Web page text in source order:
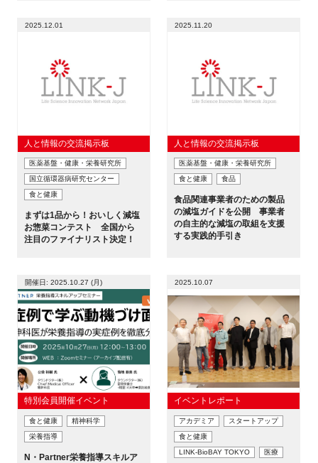
2025.12.01
人と情報の交流掲示板
医薬基盤・健康・栄養研究所
国立循環器病研究センター
食と健康
まずは1品から！おいしく減塩
お惣菜コンテスト 全国から
注目のファイナリスト決定！
2025.11.20
人と情報の交流掲示板
医薬基盤・健康・栄養研究所
食と健康
食品
食品関連事業者のための製品
の減塩ガイドを公開 事業者
の自主的な減塩の取組を支援
する実践的手引き
開催日: 2025.10.27 (月)
特別会員開催イベント
食と健康
精神科学
栄養指導
N・Partner栄養指導スキルア
2025.10.07
イベントレポート
アカデミア
スタートアップ
食と健康
LINK-BioBAY TOKYO
医療